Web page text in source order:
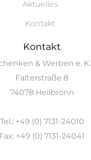
Aktuelles
Kontakt
Kontakt
& Werben e. K.
Falterstraße 8
74078 Heilbronn
Tel.: +49 (0) 7131-24010
Fax: +49 (0) 7131-24041